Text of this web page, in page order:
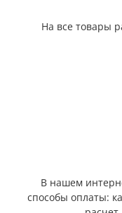
На все товары
В нашем
способы оплаты: